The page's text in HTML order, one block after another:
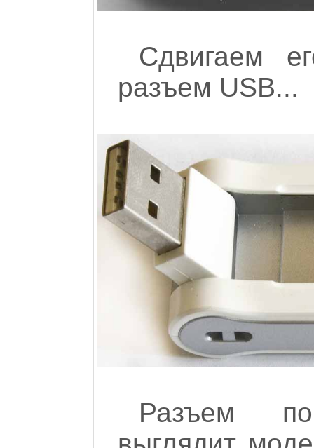
Сдвигаем
разъем USB...
Разъем